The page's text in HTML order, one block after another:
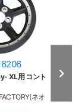
XL用 コント
ネオ
SPC